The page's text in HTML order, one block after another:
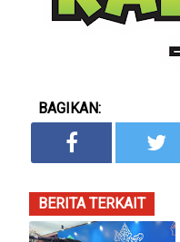
BAGIKAN:
BERITA TERKAIT